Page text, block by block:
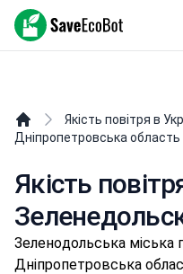
SaveEcoBot
Якість повітря в
Дніпропетровська область
Якість
Зeлeнoдoльськa міська
Дніпропетровська